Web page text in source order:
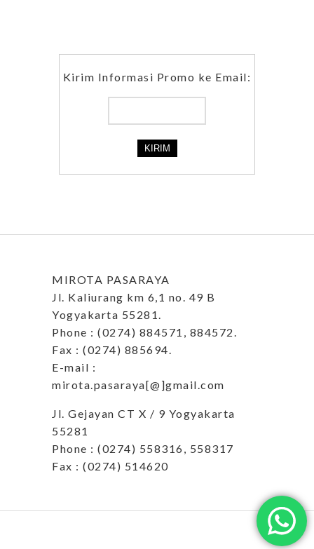
Kirim Informasi Promo ke Email:
MIROTA PASARAYA
Jl. Kaliurang km 6,1 no. 49 B
Yogyakarta 55281.
Phone : (0274) 884571, 884572.
Fax : (0274) 885694.
E-mail :
mirota.pasaraya[@]gmail.com
Jl. Gejayan CT X / 9 Yogyakarta
55281
Phone : (0274) 558316, 558317
Fax : (0274) 514620